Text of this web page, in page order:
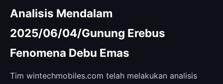
Analisis Mendalam
2025/06/04/Gunung Erebus
Fenomena Debu Emas
Tim wintechmobiles.com telah melakukan analisis